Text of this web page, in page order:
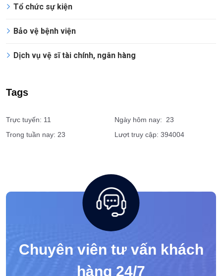
Vệ sĩ doanh nghiệp
Vệ sĩ cá nhân
Dịch vụ giám sát an ninh
Trực tuyến: 11
Ngày hôm nay: 23
Lượt truy cập: 394004